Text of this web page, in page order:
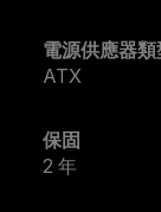
電源供應器類
ATX
保固
2 年